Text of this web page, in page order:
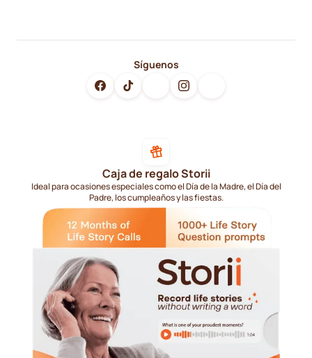
Síguenos
Caja de regalo Storii
Ideal para ocasiones especiales como el Día de la Madre, el Día del
Padre, los cumpleaños y las fiestas.